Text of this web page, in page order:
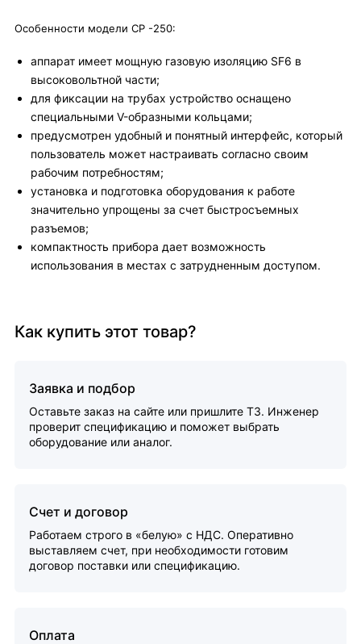
Особенности модели CP -250:
аппарат имеет мощную газовую изоляцию SF6 в
высоковольтной части;
для фиксации на трубах устройство оснащено
специальными V-образными кольцами;
предусмотрен удобный и понятный интерфейс, который
пользователь может настраивать согласно своим
рабочим потребностям;
установка и подготовка оборудования к работе
значительно упрощены за счет быстросъемных
разъемов;
компактность прибора дает возможность
использования в местах с затрудненным доступом.
Как купить этот товар?
Заявка и подбор
Оставьте заказ на сайте или пришлите ТЗ. Инженер
проверит спецификацию и поможет выбрать
оборудование или аналог.
Счет и договор
Работаем строго в «белую» с НДС. Оперативно
выставляем счет, при необходимости готовим
договор поставки или спецификацию.
Оплата